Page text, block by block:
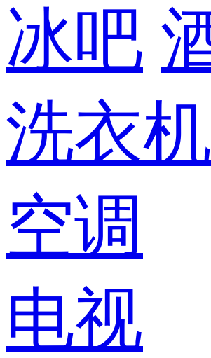
冰吧
洗衣机
空调
电视